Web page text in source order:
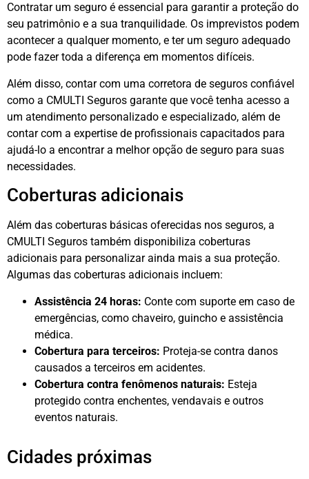
Contratar um seguro é essencial para garantir a proteção do
seu patrimônio e a sua tranquilidade. Os imprevistos podem
acontecer a qualquer momento, e ter um seguro adequado
pode fazer toda a diferença em momentos difíceis.
Além disso, contar com uma corretora de seguros confiável
como a CMULTI Seguros garante que você tenha acesso a
um atendimento personalizado e especializado, além de
contar com a expertise de profissionais capacitados para
ajudá-lo a encontrar a melhor opção de seguro para suas
necessidades.
Coberturas adicionais
Além das coberturas básicas oferecidas nos seguros, a
CMULTI Seguros também disponibiliza coberturas
adicionais para personalizar ainda mais a sua proteção.
Algumas das coberturas adicionais incluem:
Assistência 24 horas: Conte com suporte em caso de
emergências, como chaveiro, guincho e assistência
médica.
Cobertura para terceiros: Proteja-se contra danos
causados a terceiros em acidentes.
Cobertura contra fenômenos naturais: Esteja
protegido contra enchentes, vendavais e outros
eventos naturais.
Cidades próximas